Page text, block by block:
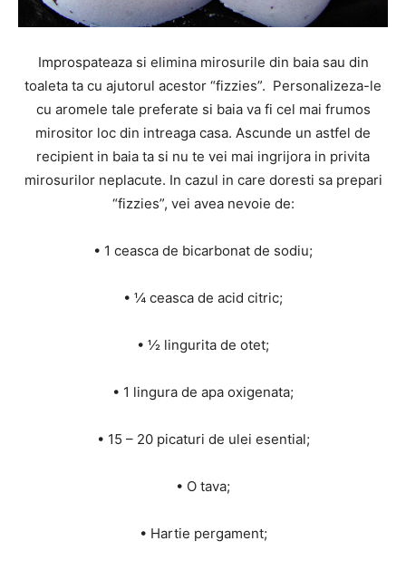
Improspateaza si elimina mirosurile din baia sau din
toaleta ta cu ajutorul acestor “fizzies”. Personalizeza-le
cu aromele tale preferate si baia va fi cel mai frumos
mirositor loc din intreaga casa. Ascunde un astfel de
recipient in baia ta si nu te vei mai ingrijora in privita
mirosurilor neplacute. In cazul in care doresti sa prepari
“fizzies”, vei avea nevoie de:
• 1 ceasca de bicarbonat de sodiu;
• ¼ ceasca de acid citric;
• ½ lingurita de otet;
• 1 lingura de apa oxigenata;
• 15 – 20 picaturi de ulei esential;
• O tava;
• Hartie pergament;